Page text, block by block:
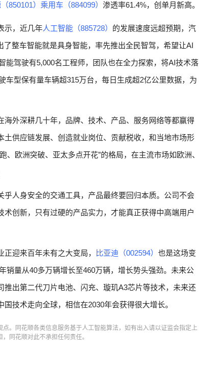
850101） 乘用车（884099） 渗透率61.4%，创单月新高。
示，近几年人工智能（885728） 的发展速度远超预期，汽
整车智能就是具身智能，率先推出全民智驾，希望让AI
能驾驶有5,000名工程师，团队也在全力探索，将AI技术落
车型保有量车辆超315万台，每日生成超2亿公里数据，为
海外深耕几十年，品牌、技术、产品、服务网络等都赢得
供应链发展、创造就业岗位、贡献税收，和当地市场形
、欧洲突破、亚太多点开花”的格局，在主流市场如欧洲、
人身安全的交通工具，产品最终要回归本质。公司不会
创新，只有过硬的产品实力，才能真正获得中高端用户
迎来百年未有之大变局， 比亚迪（002594） 也是这场变
销量从40多万辆增长至460万辆，增长势头强劲。未来公
出第二代刀片电池、闪充、璇玑A3芯片等技术，未来还
技术走向全球，相信在2030年会获得很大增长。
。同花顺各类信息服务基于人工智能算法，如有出入请以证监会指定上
同花顺对此不承担任何责任。